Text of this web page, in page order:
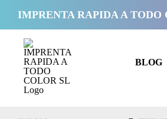
contenido
IMPRENTA RAPIDA A TODO
BLOG